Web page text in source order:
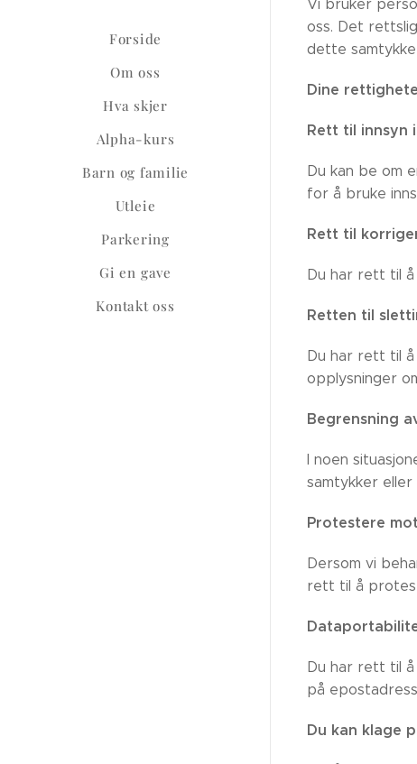
Forside
Om oss
Hva skjer
Alpha-kurs
Barn og familie
Utleie
Parkering
Gi en gave
Kontakt oss
Vi bruker
oss. Det
dette
Dine
Rett til innsyn
Du kan be om
for å bruke
Rett til
Du har rett til
Retten til
Du har rett til
opplysninger
Begrensning
I noen
samtykker eller
Protestere
Dersom vi
rett til å
Du har rett til
på
Du kan klage